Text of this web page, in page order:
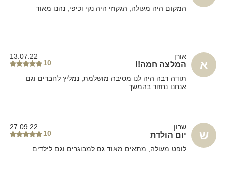
משחקי שולחן
שולחן סנוקר
המקום היה מעולה, הגקוזי היה נקי וכיפי, נהנו מאוד
א
אורן
המלצה חמה!!
13.07.22
10
תודה רבה היה לנו מסיבה מושלמת, נמליץ לחברים וגם
אנחנו נחזור בהמשך
ש
שרון
יום הולדת
27.09.22
10
לופט מעולה, מתאים מאוד גם למבוגרים וגם לילדים